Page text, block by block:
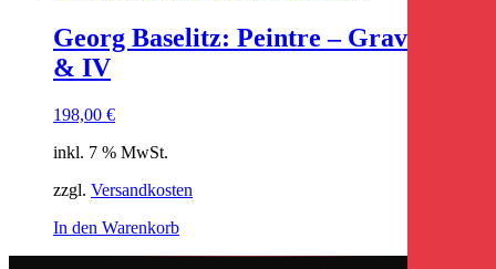
Georg Baselitz: Peintre – Graveur III
& IV
198,00 €
inkl. 7 % MwSt.
zzgl. Versandkosten
In den Warenkorb